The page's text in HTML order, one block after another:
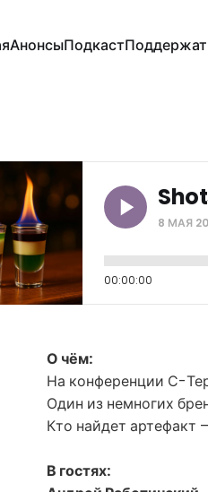
АнонсыПодкаст
8 МАЯ
00:00:00
О чём:
На конференции С-
Один из немногих
Кто найдет артефакт
В гостях: